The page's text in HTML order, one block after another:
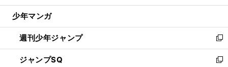
ウ
開
く
少年マンガ
週刊少年ジャンプ
新
し
い
ジャンプSQ
新